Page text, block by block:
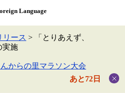
Language
リース >
「とりあえず、
実施
からの里マラソン大会
あと72日